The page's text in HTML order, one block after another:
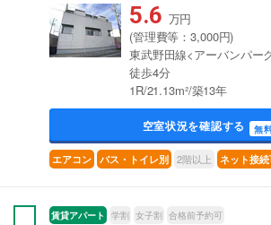
5.6 万円
(管理費等：3,000円)
東武野田線<アーバンパー
徒歩4分
1R/21.13m²/築13年
空室状況を確認する 無
エアコン バス・トイレ別 2階以上 ネット接
賃貸アパート 学割 女子割 合格前予約可